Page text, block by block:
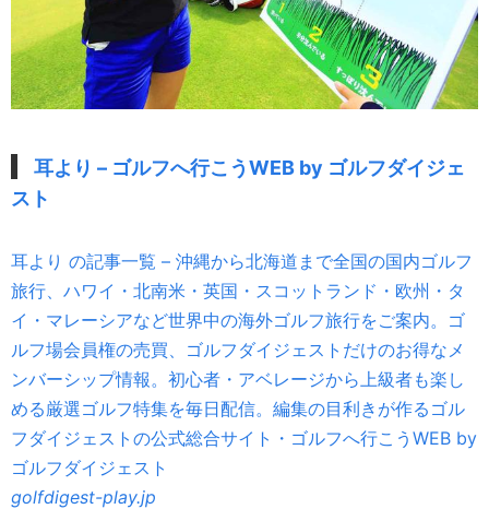
耳より – ゴルフへ行こうWEB by ゴルフダイジェ
スト
耳より の記事一覧 – 沖縄から北海道まで全国の国内ゴルフ
旅行、ハワイ・北南米・英国・スコットランド・欧州・タ
イ・マレーシアなど世界中の海外ゴルフ旅行をご案内。ゴ
ルフ場会員権の売買、ゴルフダイジェストだけのお得なメ
ンバーシップ情報。初心者・アベレージから上級者も楽し
める厳選ゴルフ特集を毎日配信。編集の目利きが作るゴル
フダイジェストの公式総合サイト・ゴルフへ行こうWEB by
ゴルフダイジェスト
golfdigest-play.jp